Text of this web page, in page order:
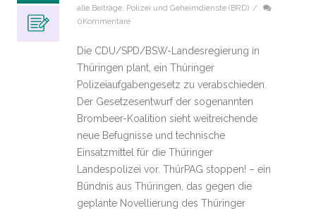
alle Beiträge Polizei und Geheimdienste (BRD) /
0Kommentare
Die CDU/SPD/BSW-Landesregierung in
Thüringen plant, ein Thüringer
Polizeiaufgabengesetz zu verabschieden.
Der Gesetzesentwurf der sogenannten
Brombeer-Koalition sieht weitreichende
neue Befugnisse und technische
Einsatzmittel für die Thüringer
Landespolizei vor. ThürPAG stoppen! – ein
Bündnis aus Thüringen, das gegen die
geplante Novellierung des Thüringer